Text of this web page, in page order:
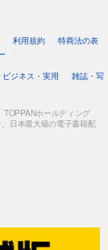
利用規約
特商法の表
ビジネス・実用
雑誌・写
ホールディング
日本最大級の電子書籍配